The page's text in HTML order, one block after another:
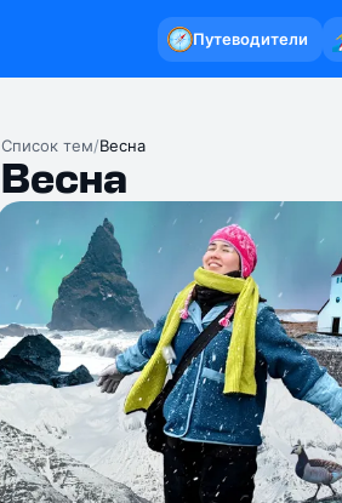
Путеводители
Список тем/Весна
Весна